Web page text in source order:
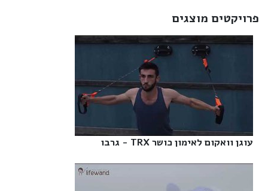
פרויקטים מוצגים
עוגן וואקום לאימון כושר TRX - גרבו‎